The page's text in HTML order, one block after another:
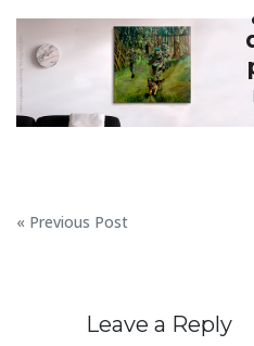
Navegación
entradas
« Previous Post
Leave a Reply